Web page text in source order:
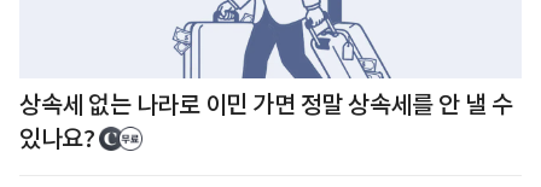
상속세 없는 나라로 이민 가면 정말 상속세를 안 낼 수
있나요?